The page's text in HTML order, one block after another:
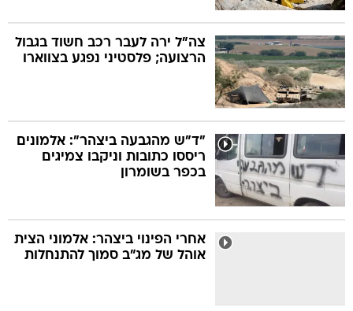
צה"ל ירה לעבר רכב חשוד בגבול
הרצועה; פלסטיני נפגע בצווארו
"ד"ש מהגבעה ביצהר": אלמונים
ריססו כתובות וניקבו צמיגים
בכפר בשומרון
אחרי הפינוי ביצהר: אלמוני הצית
אוהל של מג"ב סמוך להתנחלות